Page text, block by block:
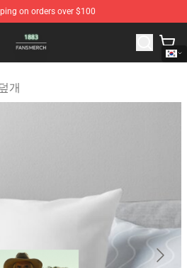
on orders over $100
1883 Merchandise Store
개